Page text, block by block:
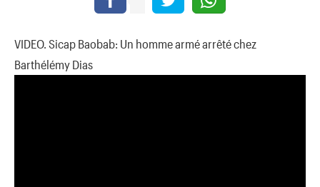
VIDEO. Sicap Baobab: Un homme armé arrêté chez
Barthélémy Dias